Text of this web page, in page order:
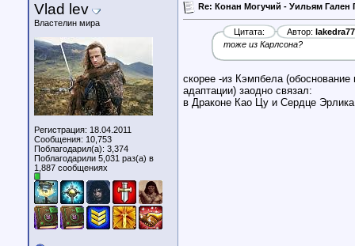
Vlad lev
Властелин мира
Регистрация: 18.04.2011
Сообщения: 10,753
Поблагодарил(а): 3,374
Поблагодарили 5,031 раз(а) в
1,887 сообщениях
Re: Конан Могучий - Уильям Гален
Цитата: Автор: lakedra77
тоже из Карлсона?
скорее -из Кэмпбела
адаптации) заодно связал:
в Драконе Као Цу и Сердце Эрлика